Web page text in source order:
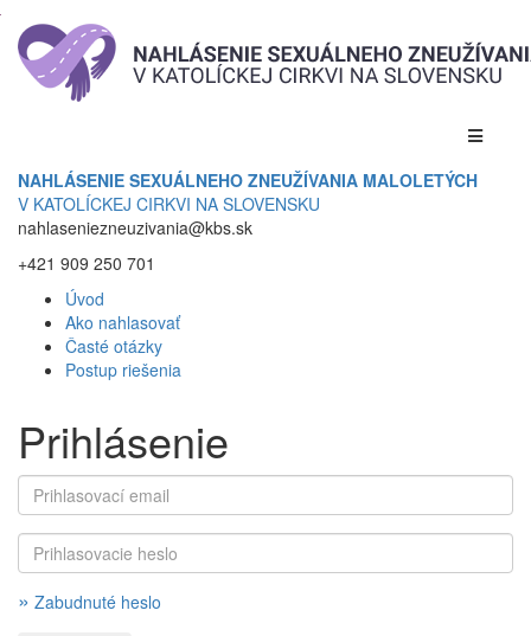
NAHLÁSENIE SEXUÁLNEHO ZNEUŽÍVANIA MALOLETÝCH
V KATOLÍCKEJ CIRKVI NA SLOVENSKU
nahlaseniezneuzivania@kbs.sk
+421 909 250 701
Úvod
Ako nahlasovať
Časté otázky
Postup riešenia
Prihlásenie
» Zabudnuté heslo